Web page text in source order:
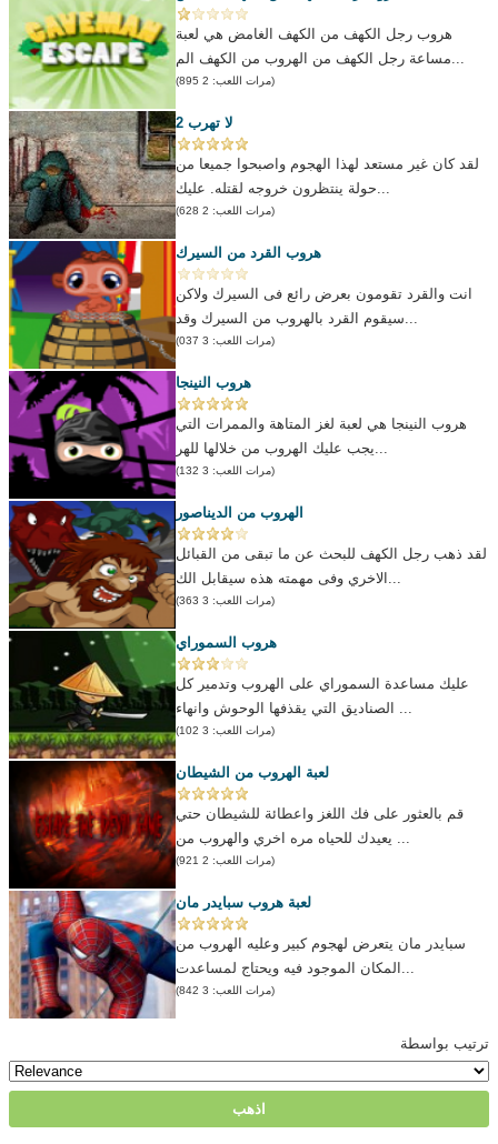
هروب رجل الكهف من الكهف الغامض هي لعبة
(مرات اللعب: 2 895)
لا تهرب 2
لقد كان غير مستعد لهذا الهجوم واصبحوا جميعا من
(مرات اللعب: 2 628)
هروب القرد من السيرك
انت والقرد تقومون بعرض رائع فى السيرك ولاكن
(مرات اللعب: 3 037)
هروب النينجا
هروب النينجا هي لعبة لغز المتاهة والممرات التي
(مرات اللعب: 3 132)
الهروب من الديناصور
لقد ذهب رجل الكهف للبحث عن ما تبقى من القبائل
(مرات اللعب: 3 363)
هروب السموراي
عليك مساعدة السموراي على الهروب وتدمير كل
(مرات اللعب: 3 102)
لعبة الهروب من الشيطان
قم بالعثور على فك اللغز واعطائة للشيطان حتي
(مرات اللعب: 2 921)
لعبة هروب سبايدر مان
سبايدر مان يتعرض لهجوم كبير وعليه الهروب من
(مرات اللعب: 3 842)
ترتيب بواسطة